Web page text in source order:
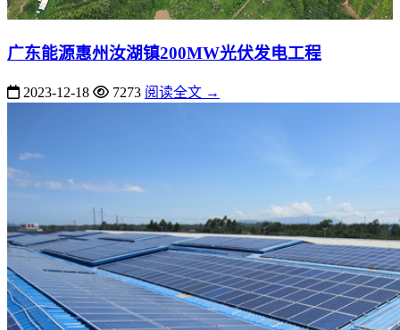
广东能源惠州汝湖镇200MW光伏发电工程
2023-12-18 7273 阅读全文 →